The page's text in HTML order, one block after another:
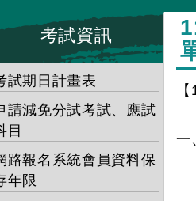
考試資訊
試期日計畫表
請減免分試考試、應試
目
路報名系統會員資料保
年限
:::
一